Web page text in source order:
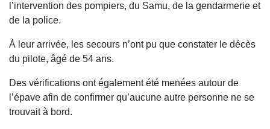
l’intervention des pompiers, du Samu, de la gendarmerie et
de la police.
À leur arrivée, les secours n’ont pu que constater le décès
du pilote, âgé de 54 ans.
Des vérifications ont également été menées autour de
l’épave afin de confirmer qu’aucune autre personne ne se
trouvait à bord.